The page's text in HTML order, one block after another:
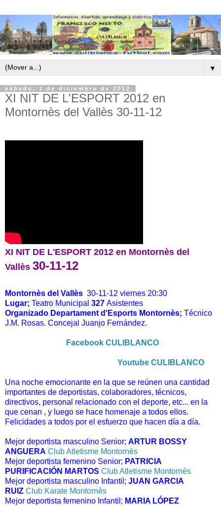
▼
sábado, 1 de diciembre de 2012
XI NIT DE L'ESPORT 2012 en
Montornès del Vallès 30-11-12
XI NIT DE L'ESPORT 2012 en Montornès del
Vallès 30-11-12
Montornès del Vallès 30-11-12 viernes 20:30
Lugar; Teatro Municipal 327 Asistentes
Organizado Departament d'Esports Montornès; Técnico
J.M. Rosas. Concejal Juanjo Fernández.
Facebook CULIBLANCO
Youtube CULIBLANCO
Una noche emocionante en la que se reúnen una cantidad
importantes de deportistas, colaboradores, técnicos,
directivos, personal relacionado con el deporte, etc... en la
que cenan , y luego se hace homenaje a todos ellos.
Felicidades a todos por el esfuerzo que hacen día a día.
Mejor deportista masculino Senior; ARTUR BOSSY
ANGUERA Club Atletisme Montornès
Mejor deportista femenino Senior; PATRICIA
PURIFICACIÓN MARTOS Club Atletisme Montornès
Mejor deportista masculino Infantil; JUAN GARCIA
RUIZ Club Karate Montornès
Mejor deportista femenino Infantil; MARIA LÓPEZ